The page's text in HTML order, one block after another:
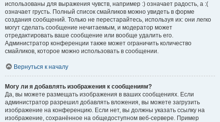
использованы для выражения чувств, например :) означает радость, а :(
означает грусть. Полный список смайликов можно увидеть в форме
создания сообщений. Только не перестарайтесь, используя их: они легко
могут сделать сообщение нечитаемым, и модератор может
отредактировать ваше сообщение или вообще удалить его.
Администратор конференции также может ограничить количество
смайликов, которое можно использовать в сообщении.
Вернуться к началу
Могу ли я добавлять изображения к сообщениям?
Да, вы можете размещать изображения в ваших сообщениях. Если
администратор разрешил добавлять вложения, вы можете загрузить
изображение на конференцию. Если нет, вы должны указать ссылку на
изображение, сохранённое на общедоступном веб-сервере. Пример